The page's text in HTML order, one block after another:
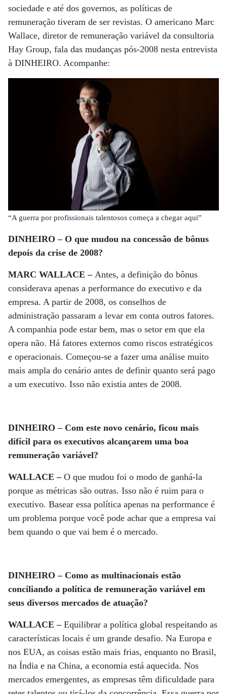
sociedade e até dos governos, as políticas de
remuneração tiveram de ser revistas. O americano Marc
Wallace, diretor de remuneração variável da consultoria
Hay Group, fala das mudanças pós-2008 nesta entrevista
à DINHEIRO. Acompanhe:
“A guerra por profissionais talentosos começa a chegar aqui”
DINHEIRO – O que mudou na concessão de bônus
depois da crise de 2008?
MARC WALLACE – Antes, a definição do bônus
considerava apenas a performance do executivo e da
empresa. A partir de 2008, os conselhos de
administração passaram a levar em conta outros fatores.
A companhia pode estar bem, mas o setor em que ela
opera não. Há fatores externos como riscos estratégicos
e operacionais. Começou-se a fazer uma análise muito
mais ampla do cenário antes de definir quanto será pago
a um executivo. Isso não existia antes de 2008.
DINHEIRO – Com este novo cenário, ficou mais
difícil para os executivos alcançarem uma boa
remuneração variável?
WALLACE –O que mudou foi o modo de ganhá-la
porque as métricas são outras. Isso não é ruim para o
executivo. Basear essa política apenas na performance é
um problema porque você pode achar que a empresa vai
bem quando o que vai bem é o mercado.
DINHEIRO – Como as multinacionais estão
conciliando a política de remuneração variável em
seus diversos mercados de atuação?
WALLACE – Equilibrar a política global respeitando as
características locais é um grande desafio. Na Europa e
nos EUA, as coisas estão mais frias, enquanto no Brasil,
na Índia e na China, a economia está aquecida. Nos
mercados emergentes, as empresas têm dificuldade para